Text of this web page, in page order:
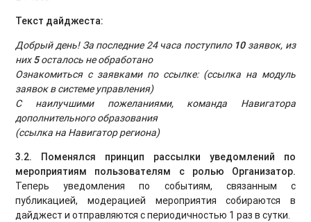
Текст дайджеста:
Добрый день! За последние 24 часа поступило 10заявок, из
них5осталось не обработано
Ознакомиться с заявками по ссылке: (ссылка на модуль
заявок в системе управления)
С наилучшими пожеланиями, команда Навигатора
дополнительного образования
(ссылка на Навигатор региона)
3.2. Поменялся принцип рассылки уведомлений по
мероприятиям пользователям с ролью Организатор.
Теперь уведомления по событиям, связанным с
публикацией, модерацией мероприятия собираются в
дайджест и отправляются с периодичностью 1 раз в сутки.